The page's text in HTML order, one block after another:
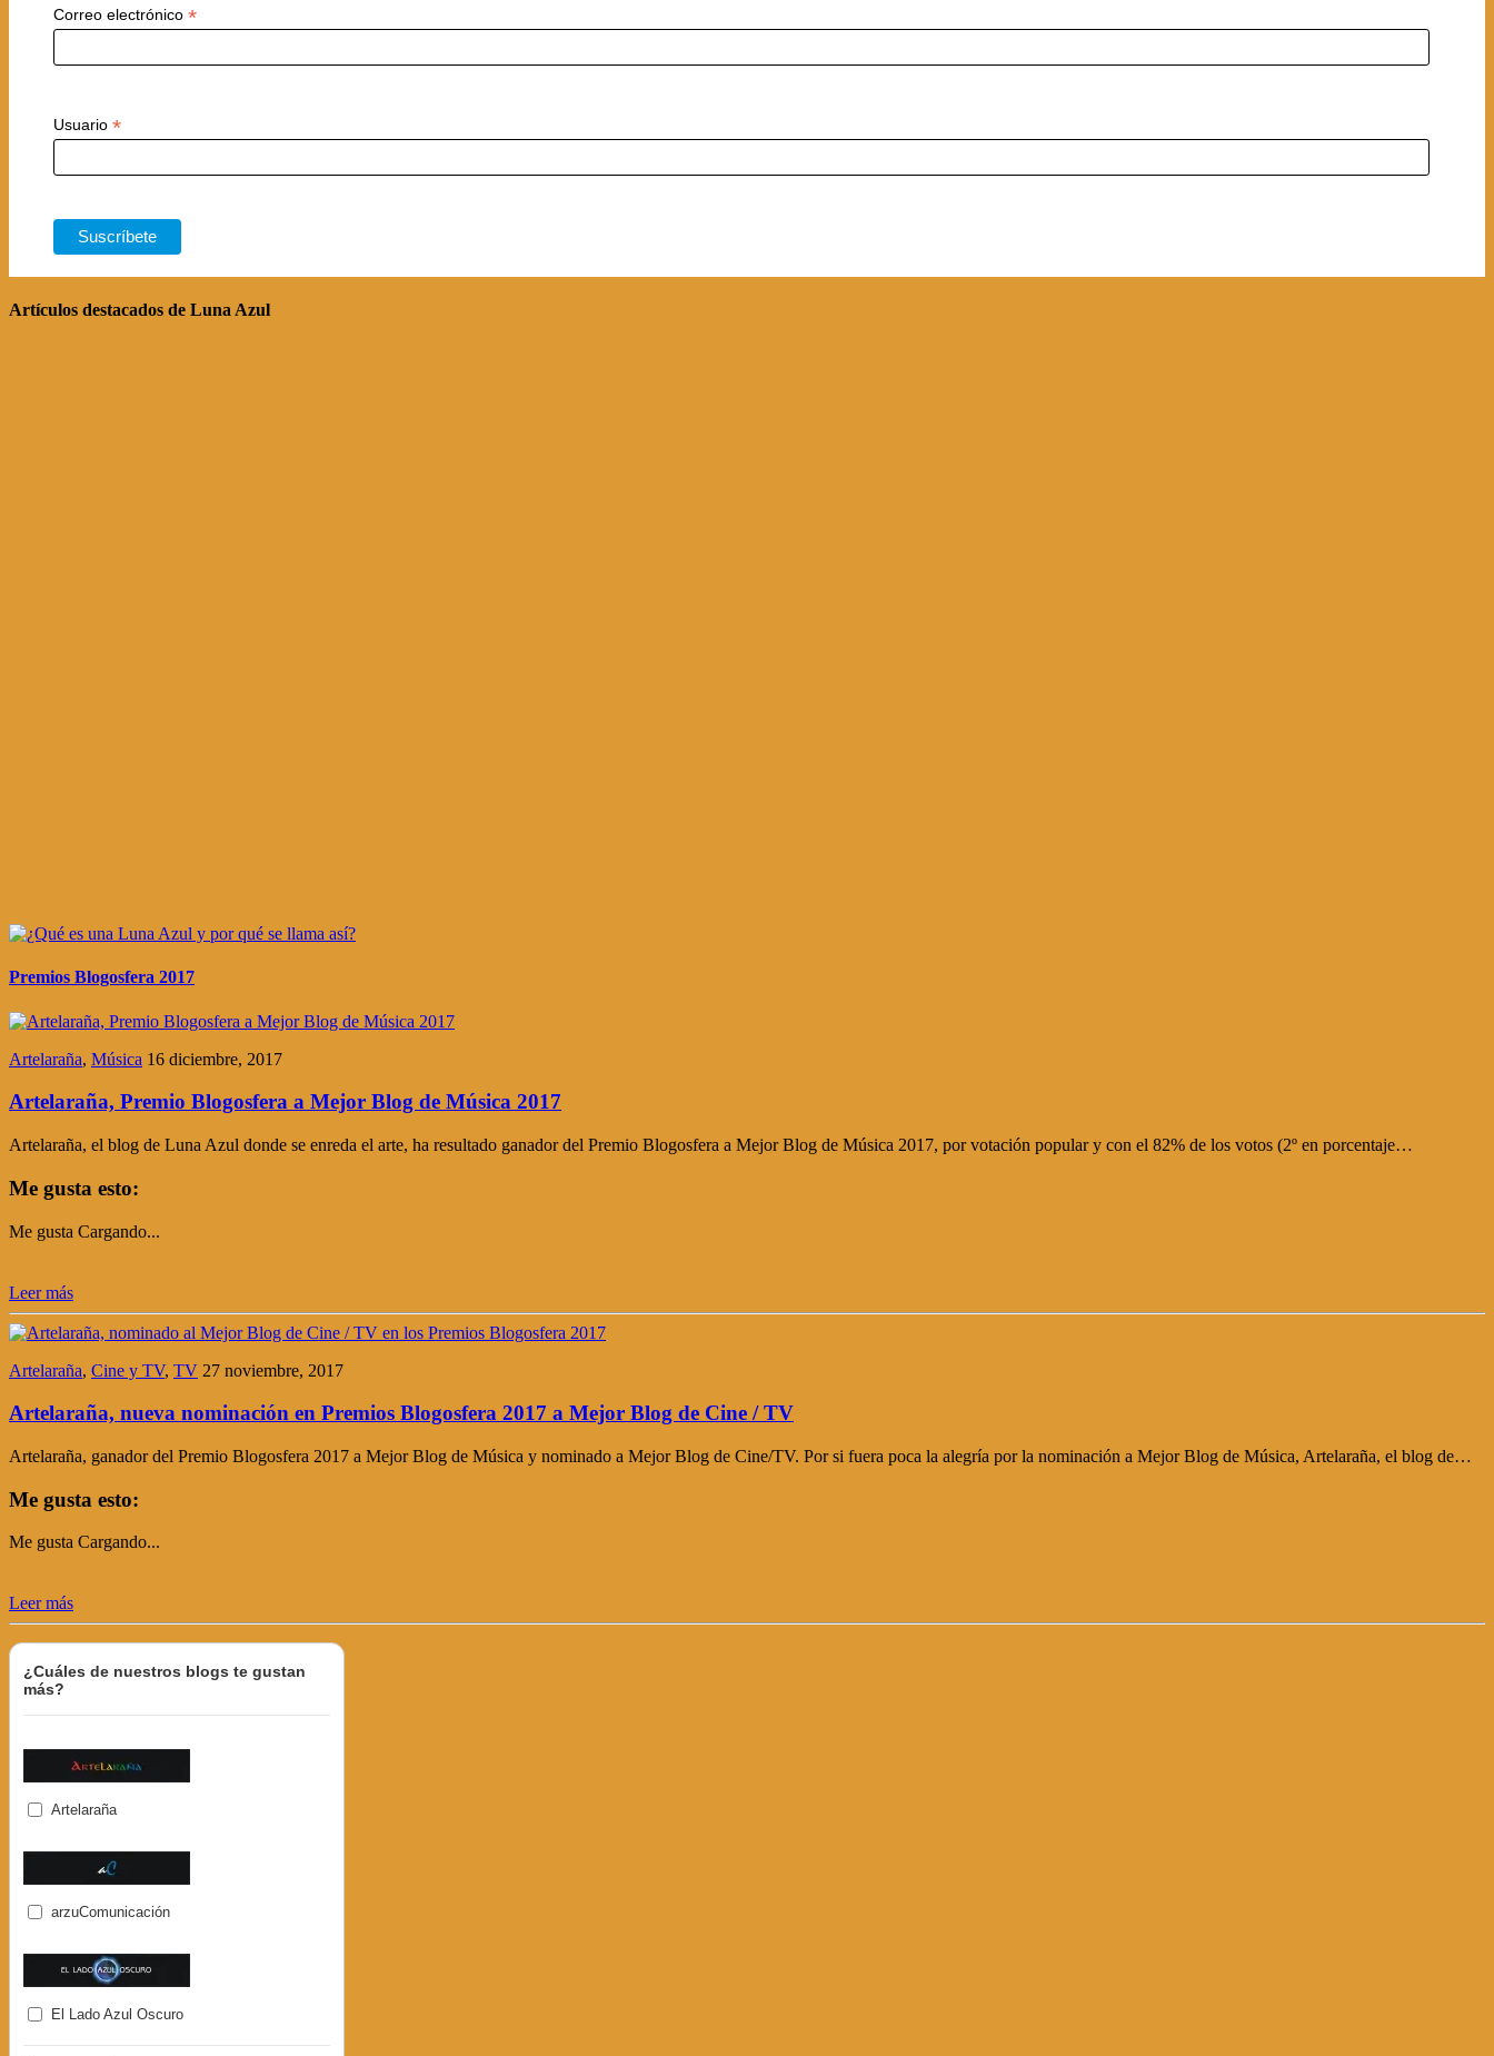
Correo electrónico *
Usuario *
Artículos destacados de Luna Azul
Premios Blogosfera 2017
Artelaraña, Música 16 diciembre, 2017
Artelaraña, Premio Blogosfera a Mejor Blog de Música 2017
Artelaraña, el blog de Luna Azul donde se enreda el arte, ha resultado ganador del Premio Blogosfera a Mejor Blog de Música 2017, por votación popular y con el 82% de los votos (2º en porcentaje…
Me gusta esto:
Me gusta Cargando...
Leer más
Artelaraña, Cine y TV, TV 27 noviembre, 2017
Artelaraña, nueva nominación en Premios Blogosfera 2017 a Mejor Blog de Cine / TV
Artelaraña, ganador del Premio Blogosfera 2017 a Mejor Blog de Música y nominado a Mejor Blog de Cine/TV. Por si fuera poca la alegría por la nominación a Mejor Blog de Música, Artelaraña, el blog de…
Me gusta esto:
Me gusta Cargando...
Leer más
¿Cuáles de nuestros blogs te gustan
más?
Artelaraña
arzuComunicación
El Lado Azul Oscuro